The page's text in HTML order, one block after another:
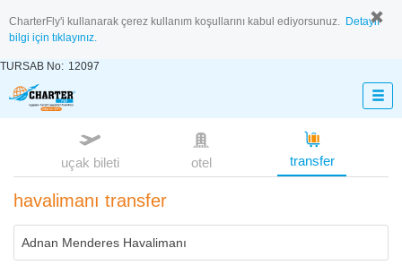
CharterFly'i kullanarak çerez kullanım koşullarını kabul ediyorsunuz. Detaylı
bilgi için tıklayınız.
TURSAB No: 12097
uçak bileti otel transfer
havalimanı transfer